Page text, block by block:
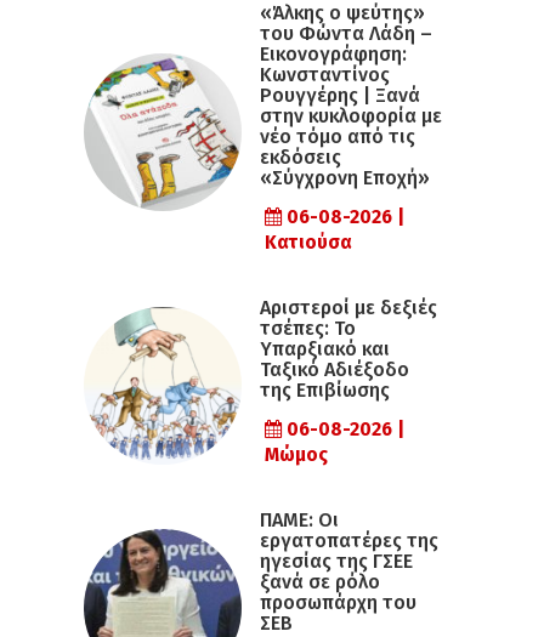
«Άλκης ο ψεύτης»
του Φώντα Λάδη –
Εικονογράφηση:
Κωνσταντίνος
Ρουγγέρης | Ξανά
στην κυκλοφορία με
νέο τόμο από τις
εκδόσεις
«Σύγχρονη Εποχή»
06-08-2026 |
Κατιούσα
Αριστεροί με δεξιές
τσέπες: Το
Υπαρξιακό και
Ταξικό Αδιέξοδο
της Επιβίωσης
06-08-2026 |
Μώμος
ΠΑΜΕ: Οι
εργατοπατέρες της
ηγεσίας της ΓΣΕΕ
ξανά σε ρόλο
προσωπάρχη του
ΣΕΒ